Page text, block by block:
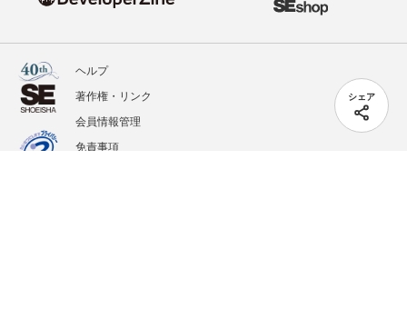
シェア
ヘルプ
著作権・リンク
会員情報管理
免責事項